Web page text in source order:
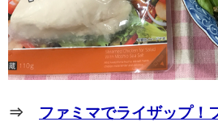
⇒ ファミマでライザップ！